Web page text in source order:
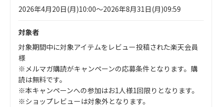
2026年4月20日(月)10:00～2026年8月31日(月)09:59
対象者
対象期間中に対象アイテムをレビュー投稿された楽天会員
様
※メルマガ購読がキャンペーンの応募条件となります。購
読は無料です。
※本キャンペーンへの参加はお1人様1回限りとなります。
※ショップレビューは対象外となります。